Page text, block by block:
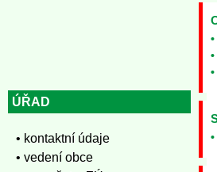
•
•
•
•
ÚŘAD
• kontaktní údaje
• vedení obce